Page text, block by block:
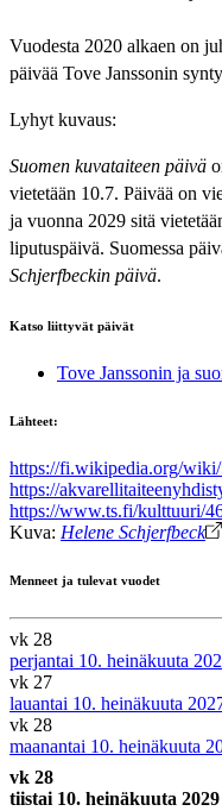
Vuodesta 2020 alkaen on
päivää Tove Janssonin
Lyhyt kuvaus:
Suomen kuvataiteen päivä
vietetään 10.7. Päivää on
ja vuonna 2029 sitä
liputuspäivä. Suomessa
Schjerfbeckin päivä.
Katso liittyvät päivät
Tove Janssonin ja
Lähteet:
https://fi.wikipedia.org/wiki/
https://
https://www.ts.fi/kulttuuri/
Kuva: Helene Schjerfbeck
Menneet ja tulevat vuodet
vk 28
perjantai 10. heinäkuuta
vk 27
lauantai 10. heinäkuuta
vk 28
maanantai 10. heinäkuuta
vk 28
tiistai 10. heinäkuuta 2029